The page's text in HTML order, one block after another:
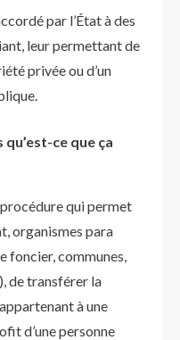
par l’État à des
leur permettant de
privée ou d’un
ce que ça
qui permet
organismes para
foncier, communes,
de transférer la
appartenant à une
d’une personne